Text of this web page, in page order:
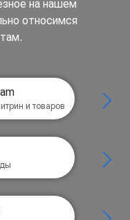
на нашем
относимся
и товаров